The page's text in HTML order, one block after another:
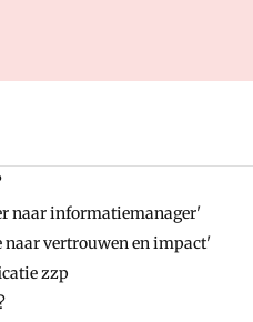
naar informatiemanager'
naar vertrouwen en impact'
zzp